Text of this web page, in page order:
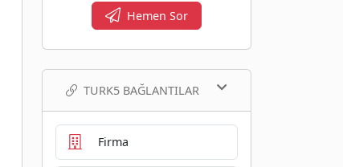
Hemen Sor
TURK5 BAĞLANTILAR
Firma